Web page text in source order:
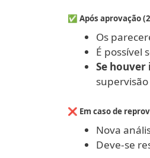
✅ Após aprovação
Os
É possível
Se houver
❌ Em caso de
Nova
Deve-se